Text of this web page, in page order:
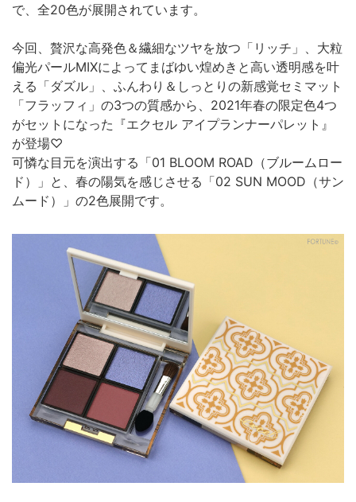
で、全20色が展開されています。
今回、贅沢な高発色＆繊細なツヤを放つ「リッチ」、大粒
偏光パールMIXによってまばゆい煌めきと高い透明感を叶
える「ダズル」、ふんわり＆しっとりの新感覚セミマット
「フラッフィ」の3つの質感から、2021年春の限定色4つ
がセットになった『エクセル アイプランナーパレット』
が登場♡
可憐な目元を演出する「01 BLOOM ROAD（ブルームロー
ド）」と、春の陽気を感じさせる「02 SUN MOOD（サン
ムード）」の2色展開です。